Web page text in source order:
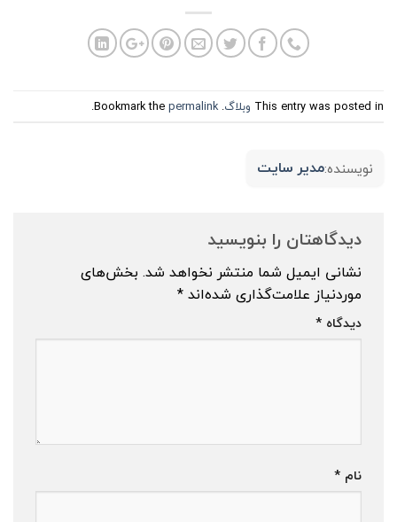
This entry was posted in وبلاگ. Bookmark the
permalink
.
نویسنده:مدیر سایت
دیدگاهتان را بنویسید
نشانی ایمیل شما منتشر نخواهد شد. بخش‌های
موردنیاز علامت‌گذاری شده‌اند*
دیدگاه *
نام *